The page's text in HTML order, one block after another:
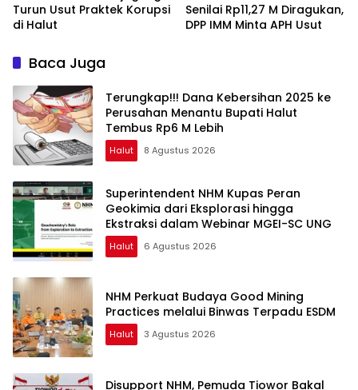
Turun Usut Praktek Korupsi
di Halut
Senilai Rp11,27 M Diragukan,
DPP IMM Minta APH Usut
Baca Juga
Terungkap!!! Dana Kebersihan 2025 ke
Perusahan Menantu Bupati Halut
Tembus Rp6 M Lebih
Halut 8 Agustus 2026
Superintendent NHM Kupas Peran
Geokimia dari Eksplorasi hingga
Ekstraksi dalam Webinar MGEI-SC UNG
Halut 6 Agustus 2026
NHM Perkuat Budaya Good Mining
Practices melalui Binwas Terpadu ESDM
Halut 3 Agustus 2026
Disupport NHM, Pemuda Tiowor Bakal